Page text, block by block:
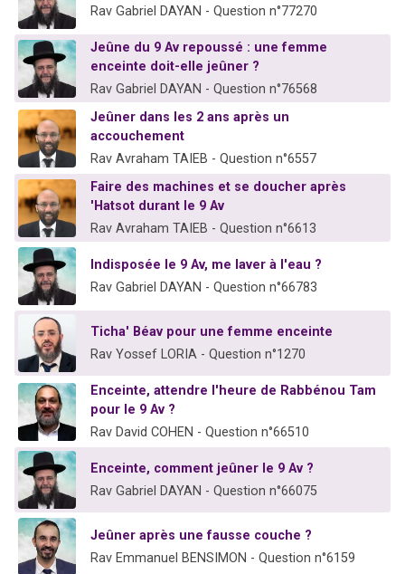
Rav Gabriel DAYAN - Question n°77270
Jeûne du 9 Av repoussé : une femme
enceinte doit-elle jeûner ?
Rav Gabriel DAYAN - Question n°76568
Jeûner dans les 2 ans après un
accouchement
Rav Avraham TAIEB - Question n°6557
Faire des machines et se doucher après
'Hatsot durant le 9 Av
Rav Avraham TAIEB - Question n°6613
Indisposée le 9 Av, me laver à l'eau ?
Rav Gabriel DAYAN - Question n°66783
Ticha' Béav pour une femme enceinte
Rav Yossef LORIA - Question n°1270
Enceinte, attendre l'heure de Rabbénou Tam
pour le 9 Av ?
Rav David COHEN - Question n°66510
Enceinte, comment jeûner le 9 Av ?
Rav Gabriel DAYAN - Question n°66075
Jeûner après une fausse couche ?
Rav Emmanuel BENSIMON - Question n°6159